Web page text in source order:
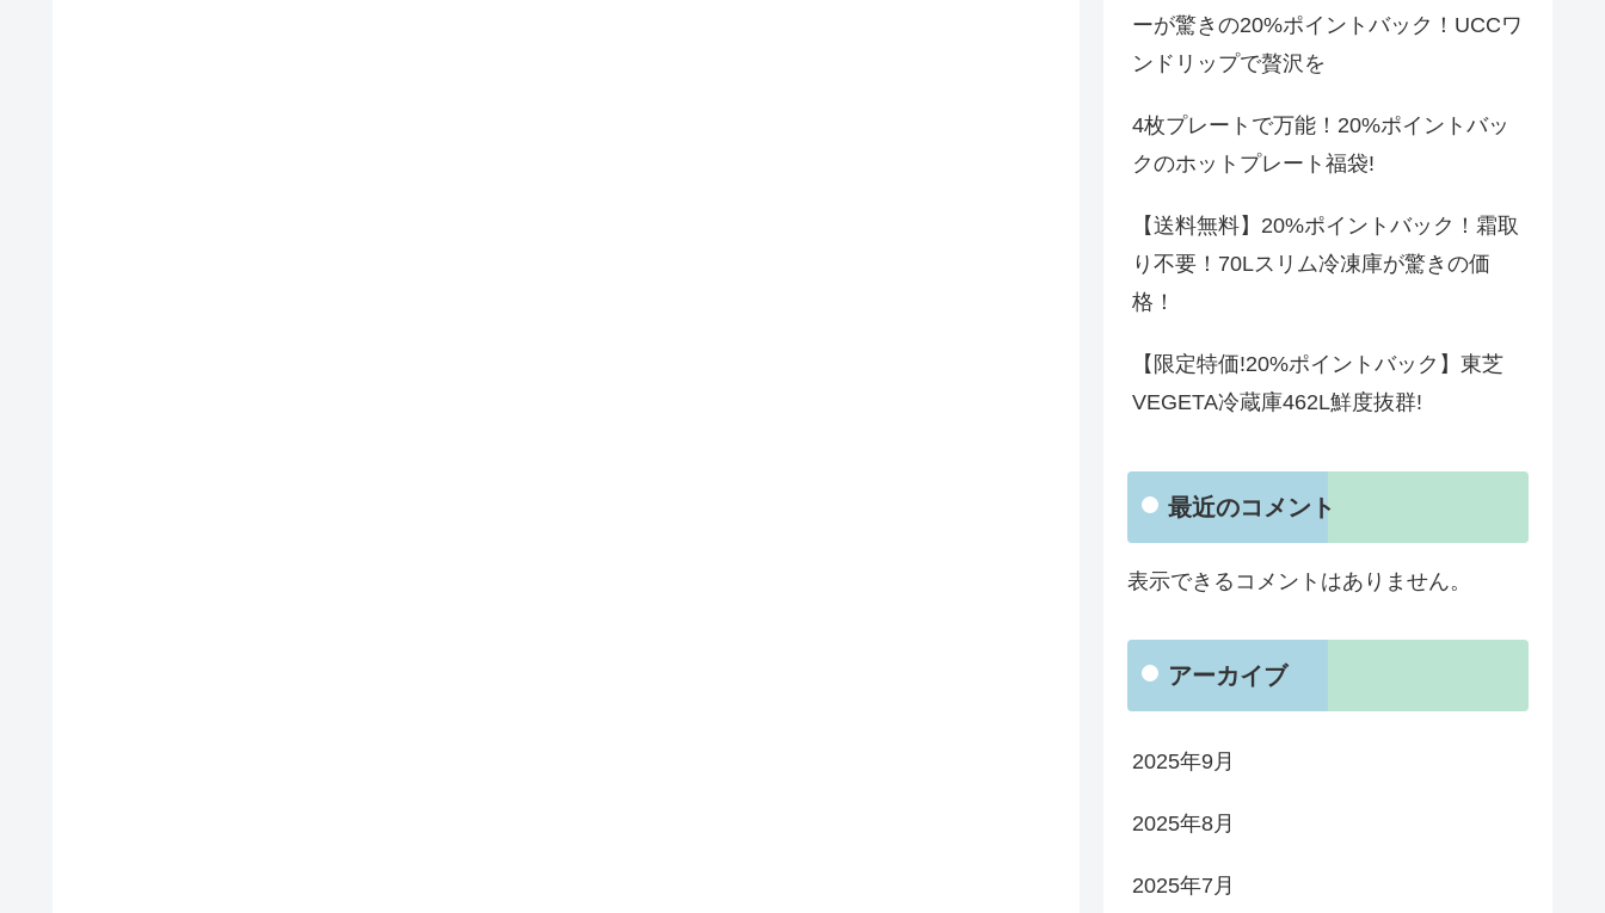
ーが驚きの20%ポイントバック！UCCワ
ンドリップで贅沢を
4枚プレートで万能！20%ポイントバッ
クのホットプレート福袋!
【送料無料】20%ポイントバック！霜取
り不要！70Lスリム冷凍庫が驚きの価
格！
【限定特価!20%ポイントバック】東芝
VEGETA冷蔵庫462L鮮度抜群!
最近のコメント
表示できるコメントはありません。
アーカイブ
2025年9月
2025年8月
2025年7月